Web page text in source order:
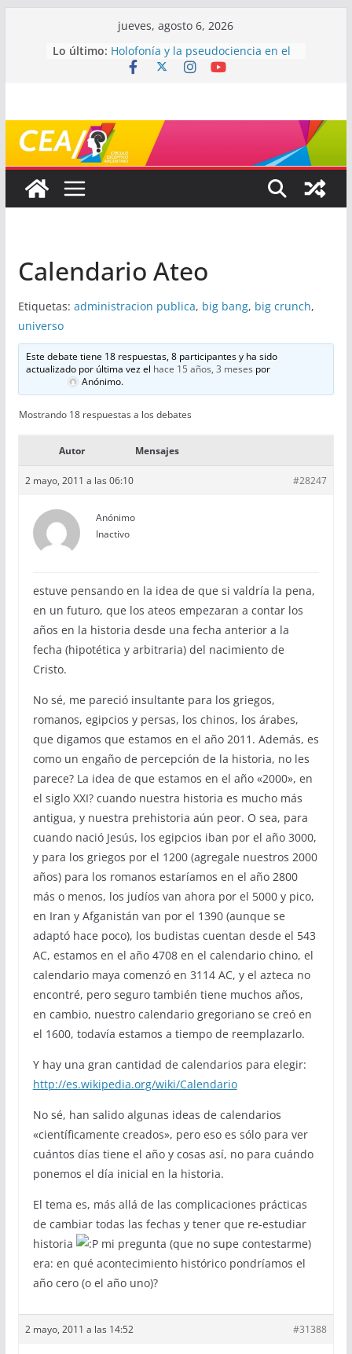
jueves, agosto 6, 2026
Lo último:
¿De qué signo sos?
Holofonía y la pseudociencia en el
audio
Mayéutica (o cómo debatir sin
terminar a los golpes)
Somos menos capaces de lo que
Calendario Ateo
Etiquetas: administracion publica, big bang, big crunch,
universo
Este debate tiene 18 respuestas, 8 participantes y ha sido
actualizado por última vez el hace 15 años, 3 meses por
Anónimo.
Mostrando 18 respuestas a los debates
Autor Mensajes
2 mayo, 2011 a las 06:10 #28247
Anónimo
Inactivo
estuve pensando en la idea de que si valdría la pena,
en un futuro, que los ateos empezaran a contar los
años en la historia desde una fecha anterior a la
fecha (hipotética y arbitraria) del nacimiento de
Cristo.
No sé, me pareció insultante para los griegos,
romanos, egipcios y persas, los chinos, los árabes,
que digamos que estamos en el año 2011. Además, es
como un engaño de percepción de la historia, no les
parece? La idea de que estamos en el año «2000», en
el siglo XXI? cuando nuestra historia es mucho más
antigua, y nuestra prehistoria aún peor. O sea, para
cuando nació Jesús, los egipcios iban por el año 3000,
y para los griegos por el 1200 (agregale nuestros 2000
años) para los romanos estaríamos en el año 2800
más o menos, los judíos van ahora por el 5000 y pico,
en Iran y Afganistán van por el 1390 (aunque se
adaptó hace poco), los budistas cuentan desde el 543
AC, estamos en el año 4708 en el calendario chino, el
calendario maya comenzó en 3114 AC, y el azteca no
encontré, pero seguro también tiene muchos años,
en cambio, nuestro calendario gregoriano se creó en
el 1600, todavía estamos a tiempo de reemplazarlo.
Y hay una gran cantidad de calendarios para elegir:
http://es.wikipedia.org/wiki/Calendario
No sé, han salido algunas ideas de calendarios
«científicamente creados», pero eso es sólo para ver
cuántos días tiene el año y cosas así, no para cuándo
ponemos el día inicial en la historia.
El tema es, más allá de las complicaciones prácticas
de cambiar todas las fechas y tener que re-estudiar
historia
mi pregunta (que no supe contestarme)
era: en qué acontecimiento histórico pondríamos el
año cero (o el año uno)?
2 mayo, 2011 a las 14:52 #31388